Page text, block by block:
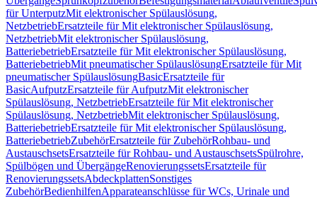
für UnterputzMit elektronischer Spülauslösung,
NetzbetriebErsatzteile für Mit elektronischer Spülauslösung,
NetzbetriebMit elektronischer Spülauslösung,
BatteriebetriebErsatzteile für Mit elektronischer Spülauslösung,
BatteriebetriebMit pneumatischer SpülauslösungErsatzteile für Mit
pneumatischer SpülauslösungBasicErsatzteile für
BasicAufputzErsatzteile für AufputzMit elektronischer
Spülauslösung, NetzbetriebErsatzteile für Mit elektronischer
Spülauslösung, NetzbetriebMit elektronischer Spülauslösung,
BatteriebetriebErsatzteile für Mit elektronischer Spülauslösung,
BatteriebetriebZubehörErsatzteile für ZubehörRohbau- und
AustauschsetsErsatzteile für Rohbau- und AustauschsetsSpülrohre,
Spülbögen und ÜbergängeRenovierungssetsErsatzteile für
RenovierungssetsAbdeckplattenSonstiges
ZubehörBedienhilfenApparateanschlüsse für WCs, Urinale und